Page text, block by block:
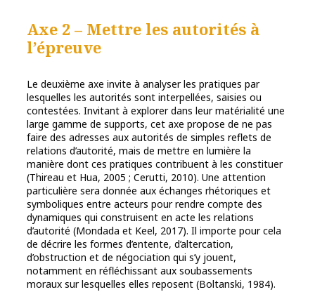
Axe 2 – Mettre les autorités à
l’épreuve
Le deuxième axe invite à analyser les pratiques par
lesquelles les autorités sont interpellées, saisies ou
contestées. Invitant à explorer dans leur matérialité une
large gamme de supports, cet axe propose de ne pas
faire des adresses aux autorités de simples reflets de
relations d’autorité, mais de mettre en lumière la
manière dont ces pratiques contribuent à les constituer
(Thireau et Hua, 2005 ; Cerutti, 2010). Une attention
particulière sera donnée aux échanges rhétoriques et
symboliques entre acteurs pour rendre compte des
dynamiques qui construisent en acte les relations
d’autorité (Mondada et Keel, 2017). Il importe pour cela
de décrire les formes d’entente, d’altercation,
d’obstruction et de négociation qui s’y jouent,
notamment en réfléchissant aux soubassements
moraux sur lesquelles elles reposent (Boltanski, 1984).